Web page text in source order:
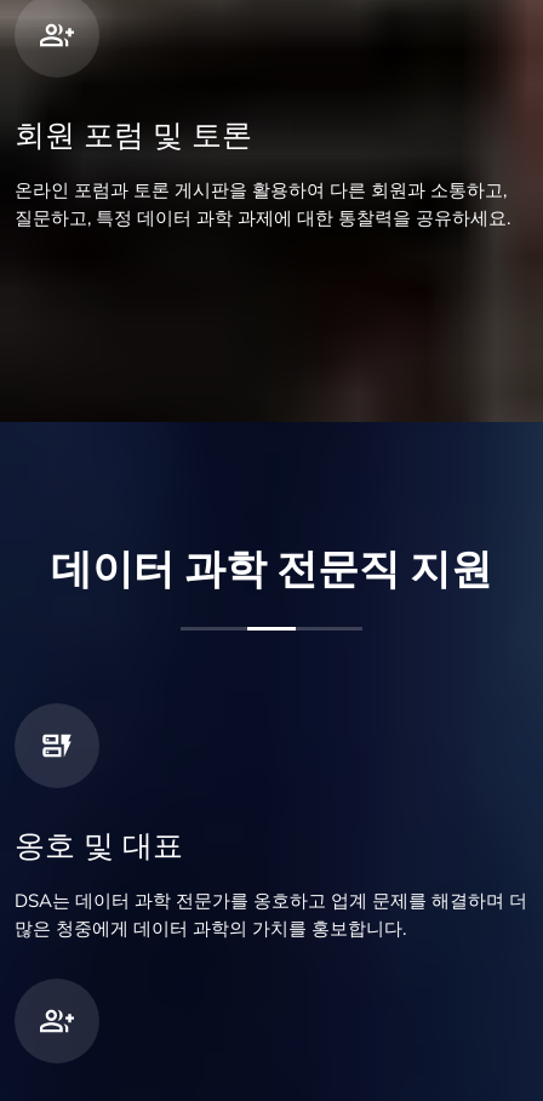
회원 포럼 및 토론
온라인 포럼과 토론 게시판을 활용하여 다른 회원과 소통하고,
질문하고, 특정 데이터 과학 과제에 대한 통찰력을 공유하세요.
데이터 과학 전문직 지원
옹호 및 대표
DSA는 데이터 과학 전문가를 옹호하고 업계 문제를 해결하며 더
많은 청중에게 데이터 과학의 가치를 홍보합니다.